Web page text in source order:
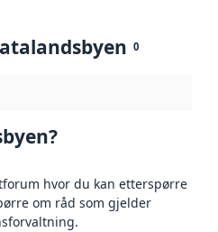
0
hvor du kan etterspørre
om råd som gjelder